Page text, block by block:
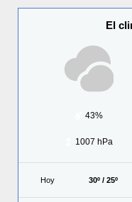
El
43%
1007 hPa
Hoy 30º / 25º